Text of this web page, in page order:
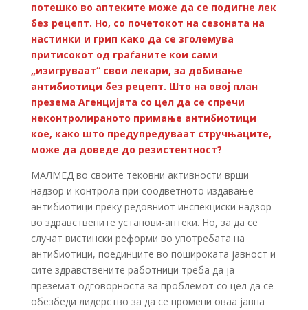
потешко во аптеките може да се подигне лек
без рецепт. Но, со почетокот на сезоната на
настинки и грип како да се зголемува
притисокот од граѓаните кои сами
„изигруваат“ свои лекари, за добивање
антибиотици без рецепт. Што на овој план
презема Агенцијата со цел да се спречи
неконтролираното примање антибиотици
кое, како што предупредуваат стручњаците,
може да доведе до резистентност?
МАЛМЕД во своите тековни активности врши
надзор и контрола при соодветното издавање
антибиотици преку редовниот инспекциски надзор
во здравствените установи-аптеки. Но, за да се
случат вистински реформи во употребата на
антибиотици, поединците во пошироката јавност и
сите здравствените работници треба да ја
преземат одговорноста за проблемот со цел да се
обезбеди лидерство за да се промени оваа јавна